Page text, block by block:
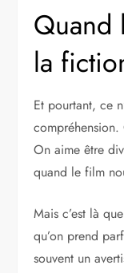
Quand
la
Et pourtant, ce
compréhension.
On aime être
quand le film
Mais c’est là
qu’on prend
souvent un